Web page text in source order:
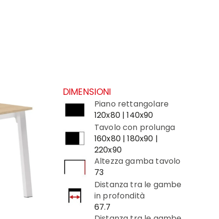
DIMENSIONI
Piano rettangolare
120x80 | 140x90
Tavolo con prolunga
160x80 | 180x90 |
220x90
Altezza gamba tavolo
73
Distanza tra le gambe
in profondità
67.7